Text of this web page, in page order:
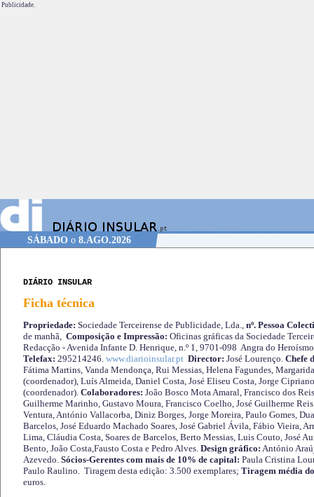
Publicidade.
SÁBADOo 8.AGO.2026
DIÁRIO INSULAR
Ficha técnica
Propriedade: Sociedade Terceirense de Publicidade, Lda., nº. Pessoa
de manhã, Composição e Impressão: Oficinas gráficas da Sociedade
Redacção - Avenida Infante D. Henrique, n.º 1, 9701-098 Angra do
Telefax: 295214246. www.diarioinsular.pt Director: José Lourenço. Chefe
Fátima Martins, Vanda Mendonça, Rui Messias, Helena Fagundes,
(coordenador), Luís Almeida, Daniel Costa, José Eliseu Costa, Jorge
(coordenador). Colaboradores: João Bosco Mota Amaral, Francisco dos
Guilherme Marinho, Gustavo Moura, Francisco Coelho, José Guilherme
Ventura, António Vallacorba, Diniz Borges, Jorge Moreira, Paulo Gomes,
Barcelos, José Eduardo Machado Soares, José Gabriel Ávila, Fábio Vieira,
Lima, Cláudia Costa, Soares de Barcelos, Berto Messias, Luis Couto, José
Bento, João Costa,Fausto Costa e Pedro Alves. Design gráfico: António
Azevedo. Sócios-Gerentes com mais de 10% de capital: Paula Cristina
Paulo Raulino. Tiragem desta edição: 3.500 exemplares; Tiragem média
euros.